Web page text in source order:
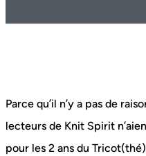
Parce qu’il n’y a pas de
lecteurs de Knit Spirit
pour les 2 ans du